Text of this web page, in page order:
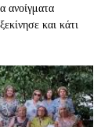
ανοίγματα
και κάτι